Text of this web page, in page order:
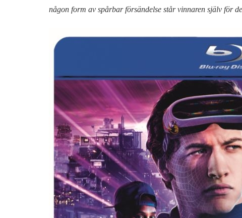
någon form av spårbar försändelse står vinnaren själv för